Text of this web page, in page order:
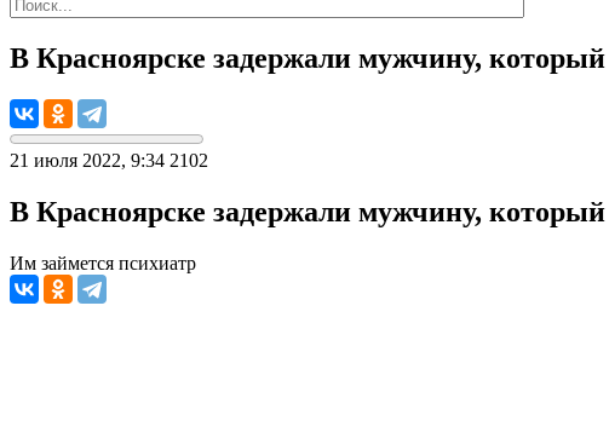
В Красноярске задержали мужчину,
21 июля 2022, 9:34 2102
В Красноярске задержали мужчину,
Им займется психиатр